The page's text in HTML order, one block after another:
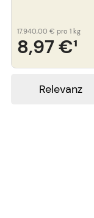
8,97 €¹
17.940,00 € pro 1 kg